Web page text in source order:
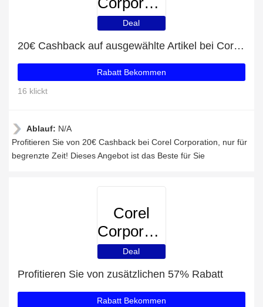
Deal
20€ Cashback auf ausgewählte Artikel bei Corel Corporation
Rabatt Bekommen
16 klickt
Ablauf: N/A
Profitieren Sie von 20€ Cashback bei Corel Corporation, nur für
begrenzte Zeit! Dieses Angebot ist das Beste für Sie
Corel
Corporation
Deal
Profitieren Sie von zusätzlichen 57% Rabatt
Rabatt Bekommen